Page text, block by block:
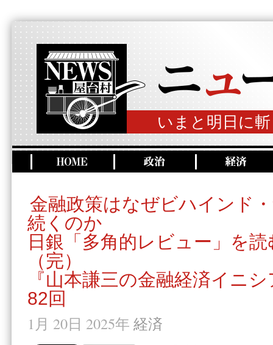
いまと明日に
金融政策はなぜビハインド
続くのか
日銀「多角的レビュー」を
（完）
『山本謙三の金融経済イニ
82回
1月 20日 2025年 経済